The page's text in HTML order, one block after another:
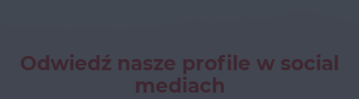
Odwiedź nasze profile w social
mediach